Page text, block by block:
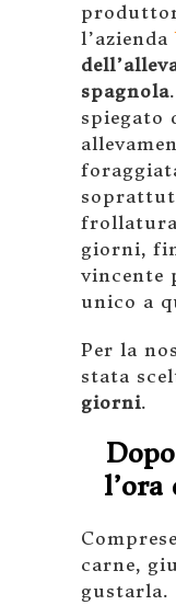
l’azienda
spagnola
spiegato
frollatura
giorni,
vincente
unico a
Per la
stata
giorni.
carne,
gustarla.